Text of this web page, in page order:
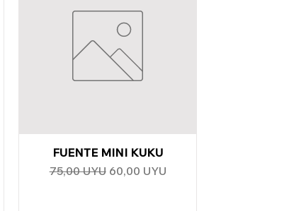
Vista rápida
FUENTE MINI KUKU
Precio
75,00 UYU Precio de oferta
60,00 UYU